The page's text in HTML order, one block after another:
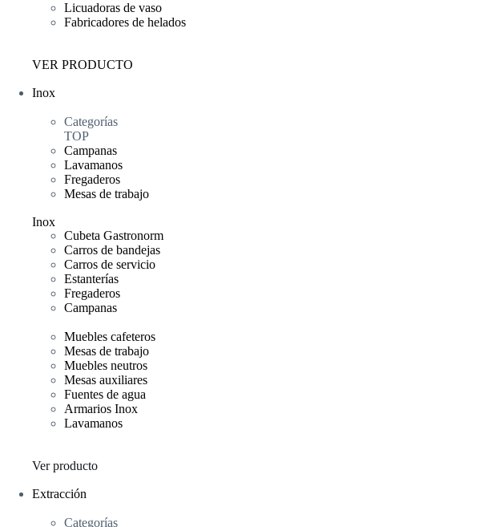
Licuadoras de vaso
Fabricadores de helados
VER PRODUCTO
Inox
Categorías
TOP
Campanas
Lavamanos
Fregaderos
Mesas de trabajo
Inox
Cubeta Gastronorm
Carros de bandejas
Carros de servicio
Estanterías
Fregaderos
Campanas
Muebles cafeteros
Mesas de trabajo
Muebles neutros
Mesas auxiliares
Fuentes de agua
Armarios Inox
Lavamanos
Ver producto
Extracción
Categorías